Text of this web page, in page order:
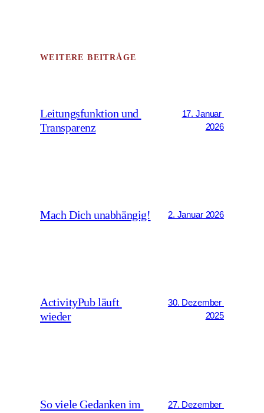
WEITERE BEITRÄGE
Leitungsfunktion und
Transparenz
17. Januar
2026
Mach Dich unabhängig! 2. Januar 2026
ActivityPub läuft
wieder
30. Dezember
2025
So viele Gedanken im
27. Dezember